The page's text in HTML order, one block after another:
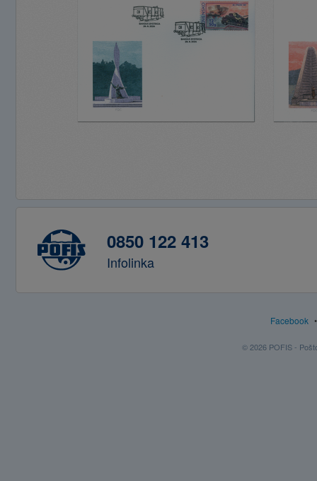
0850 122 413
Infolinka
Facebook
© 2026 POFIS -